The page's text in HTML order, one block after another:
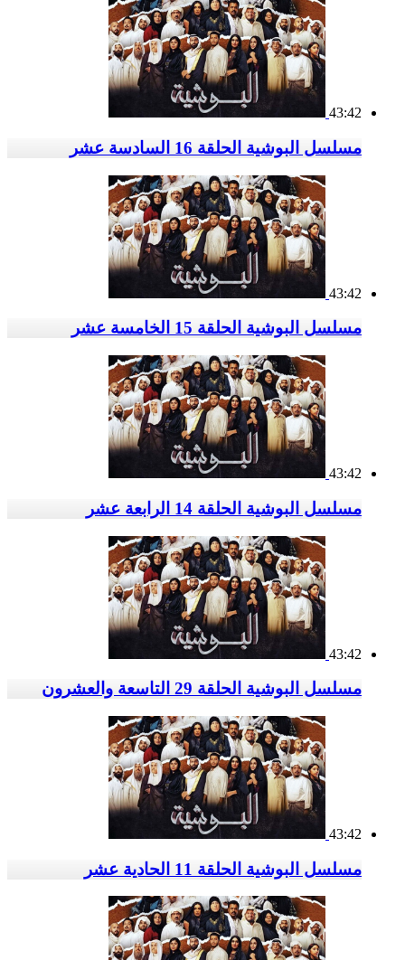
43:42
مسلسل البوشية الحلقة 16 السادسة عشر
43:42
مسلسل البوشية الحلقة 15 الخامسة عشر
43:42
مسلسل البوشية الحلقة 14 الرابعة عشر
43:42
مسلسل البوشية الحلقة 29 التاسعة والعشرون
43:42
مسلسل البوشية الحلقة 11 الحادية عشر